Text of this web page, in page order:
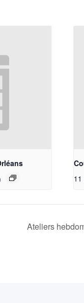
11
Ateliers